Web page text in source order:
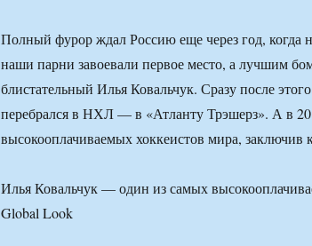
Полный фурор ждал Россию еще через год,
наши парни завоевали первое место, а лучшим
блистательный Илья Ковальчук. Сразу после
перебрался в НХЛ — в «Атланту Трэшерз». А в
высокооплачиваемых хоккеистов мира,
Илья Ковальчук — один из самых
Global Look